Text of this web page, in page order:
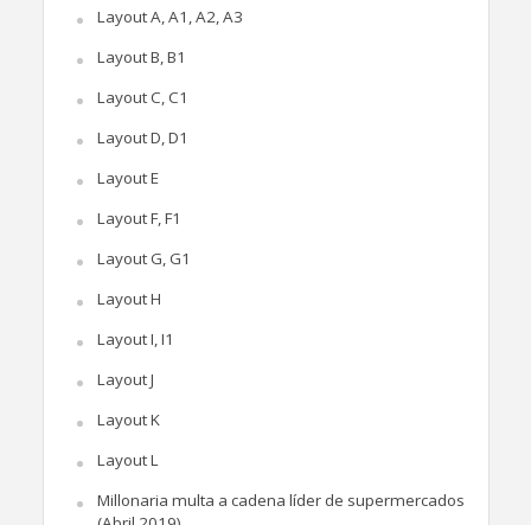
Layout A, A1, A2, A3
Layout B, B1
Layout C, C1
Layout D, D1
Layout E
Layout F, F1
Layout G, G1
Layout H
Layout I, I1
Layout J
Layout K
Layout L
Millonaria multa a cadena líder de supermercados